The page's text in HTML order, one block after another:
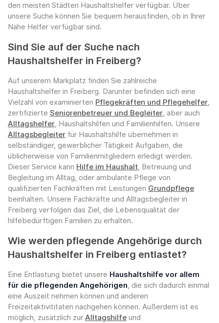
den meisten Städten Haushaltshelfer verfügbar. Über
unsere Suche können Sie bequem herausfinden, ob in Ihrer
Nähe Helfer verfügbar sind.
Sind Sie auf der Suche nach
Haushaltshelfer in Freiberg?
Auf unserem Markplatz finden Sie zahlreiche
Haushaltshelfer in Freiberg. Darunter befinden sich eine
Vielzahl von examinierten Pflegekräften und Pflegehelfer,
zertifizierte Seniorenbetreuer und Begleiter, aber auch
Alltagshelfer, Haushaltshilfen und Familienhilfen. Unsere
Alltagsbegleiter für Haushaltshilfe übernehmen in
selbständiger, gewerblicher Tätigkeit Aufgaben, die
üblicherweise von Familienmitgliedern erledigt werden.
Dieser Service kann Hilfe im Haushalt, Betreuung und
Begleitung im Alltag, oder ambulante Pflege von
qualifizierten Fachkräften mit Leistungen Grundpflege
beinhalten. Unsere Fachkräfte und Alltagsbegleiter in
Freiberg verfolgen das Ziel, die Lebensqualität der
hilfebedürftigen Familien zu erhalten.
Wie werden pflegende Angehörige durch
Haushaltshelfer in Freiberg entlastet?
Eine Entlastung bietet unsere Haushaltshilfe vor allem
für die pflegenden Angehörigen, die sich dadurch einmal
eine Auszeit nehmen können und anderen
Freizeitaktivititaten nachgehen können. Außerdem ist es
möglich, zusätzlich zur Alltagshilfe und